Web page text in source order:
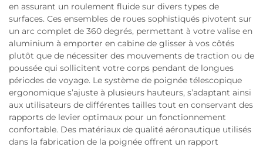
en assurant un roulement fluide sur divers types de
surfaces. Ces ensembles de roues sophistiqués pivotent sur
un arc complet de 360 degrés, permettant à votre valise en
aluminium à emporter en cabine de glisser à vos côtés
plutôt que de nécessiter des mouvements de traction ou de
poussée qui sollicitent votre corps pendant de longues
périodes de voyage. Le système de poignée télescopique
ergonomique s’ajuste à plusieurs hauteurs, s’adaptant ainsi
aux utilisateurs de différentes tailles tout en conservant des
rapports de levier optimaux pour un fonctionnement
confortable. Des matériaux de qualité aéronautique utilisés
dans la fabrication de la poignée offrent un rapport